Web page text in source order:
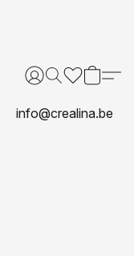
info@crealina.be